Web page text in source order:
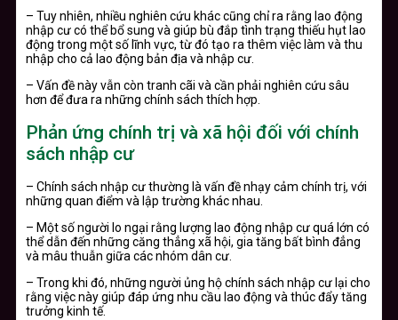
– Tuy nhiên, nhiều nghiên cứu khác cũng chỉ ra rằng lao động
nhập cư có thể bổ sung và giúp bù đắp tình trạng thiếu hụt lao
động trong một số lĩnh vực, từ đó tạo ra thêm việc làm và thu
nhập cho cả lao động bản địa và nhập cư.
– Vấn đề này vẫn còn tranh cãi và cần phải nghiên cứu sâu
hơn để đưa ra những chính sách thích hợp.
Phản ứng chính trị và xã hội đối với chính
sách nhập cư
– Chính sách nhập cư thường là vấn đề nhạy cảm chính trị, với
những quan điểm và lập trường khác nhau.
– Một số người lo ngại rằng lượng lao động nhập cư quá lớn có
thể dẫn đến những căng thẳng xã hội, gia tăng bất bình đẳng
và mâu thuẫn giữa các nhóm dân cư.
– Trong khi đó, những người ủng hộ chính sách nhập cư lại cho
rằng việc này giúp đáp ứng nhu cầu lao động và thúc đẩy tăng
trưởng kinh tế.